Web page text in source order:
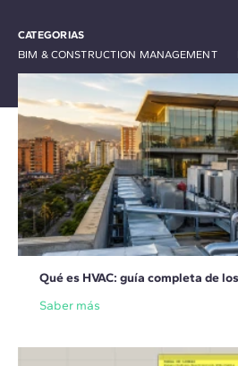
CATEGORIAS
BIM & CONSTRUCTION MANAGEMENT
Qué es HVAC: guía completa de
Saber más